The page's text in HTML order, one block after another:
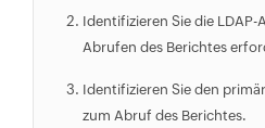
Identifizieren Sie die
Abrufen des Berichtes
Identifizieren Sie den
zum Abruf des Berichtes.